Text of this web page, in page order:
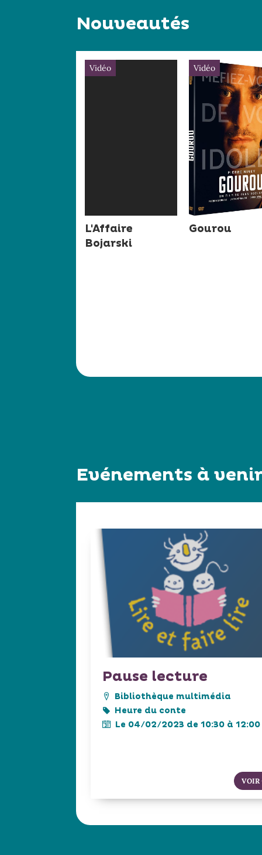
Nouveautés
Vidéo
L'Affaire
Bojarski
Vidéo
Gourou
Evénements à
Pause lecture
Bibliothèque multimédia
Heure du conte
Le 04/02/2023 de 10:30 à 12:00
VOIR